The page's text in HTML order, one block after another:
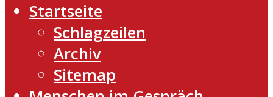
Startseite
Schlagzeilen
Archiv
Sitemap